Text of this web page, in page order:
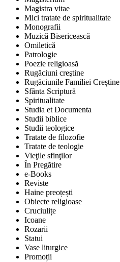
Magistra vitae
Mici tratate de spiritualitate
Monografii
Muzică Bisericească
Omiletică
Patrologie
Poezie religioasă
Rugăciuni creştine
Rugăciunile Familiei Creștine
Sfânta Scriptură
Spiritualitate
Studia et Documenta
Studii biblice
Studii teologice
Tratate de filozofie
Tratate de teologie
Vieţile sfinţilor
În Pregătire
e-Books
Reviste
Haine preoțești
Obiecte religioase
Cruciulițe
Icoane
Rozarii
Statui
Vase liturgice
Promoții